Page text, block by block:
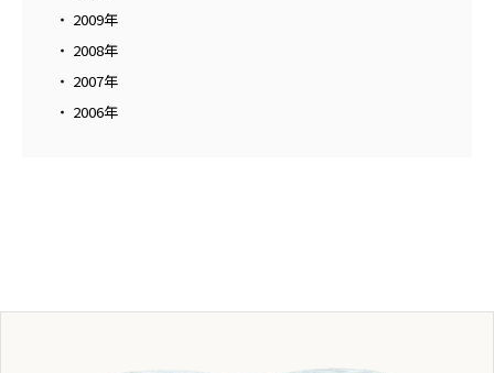
2009年
2008年
2007年
2006年